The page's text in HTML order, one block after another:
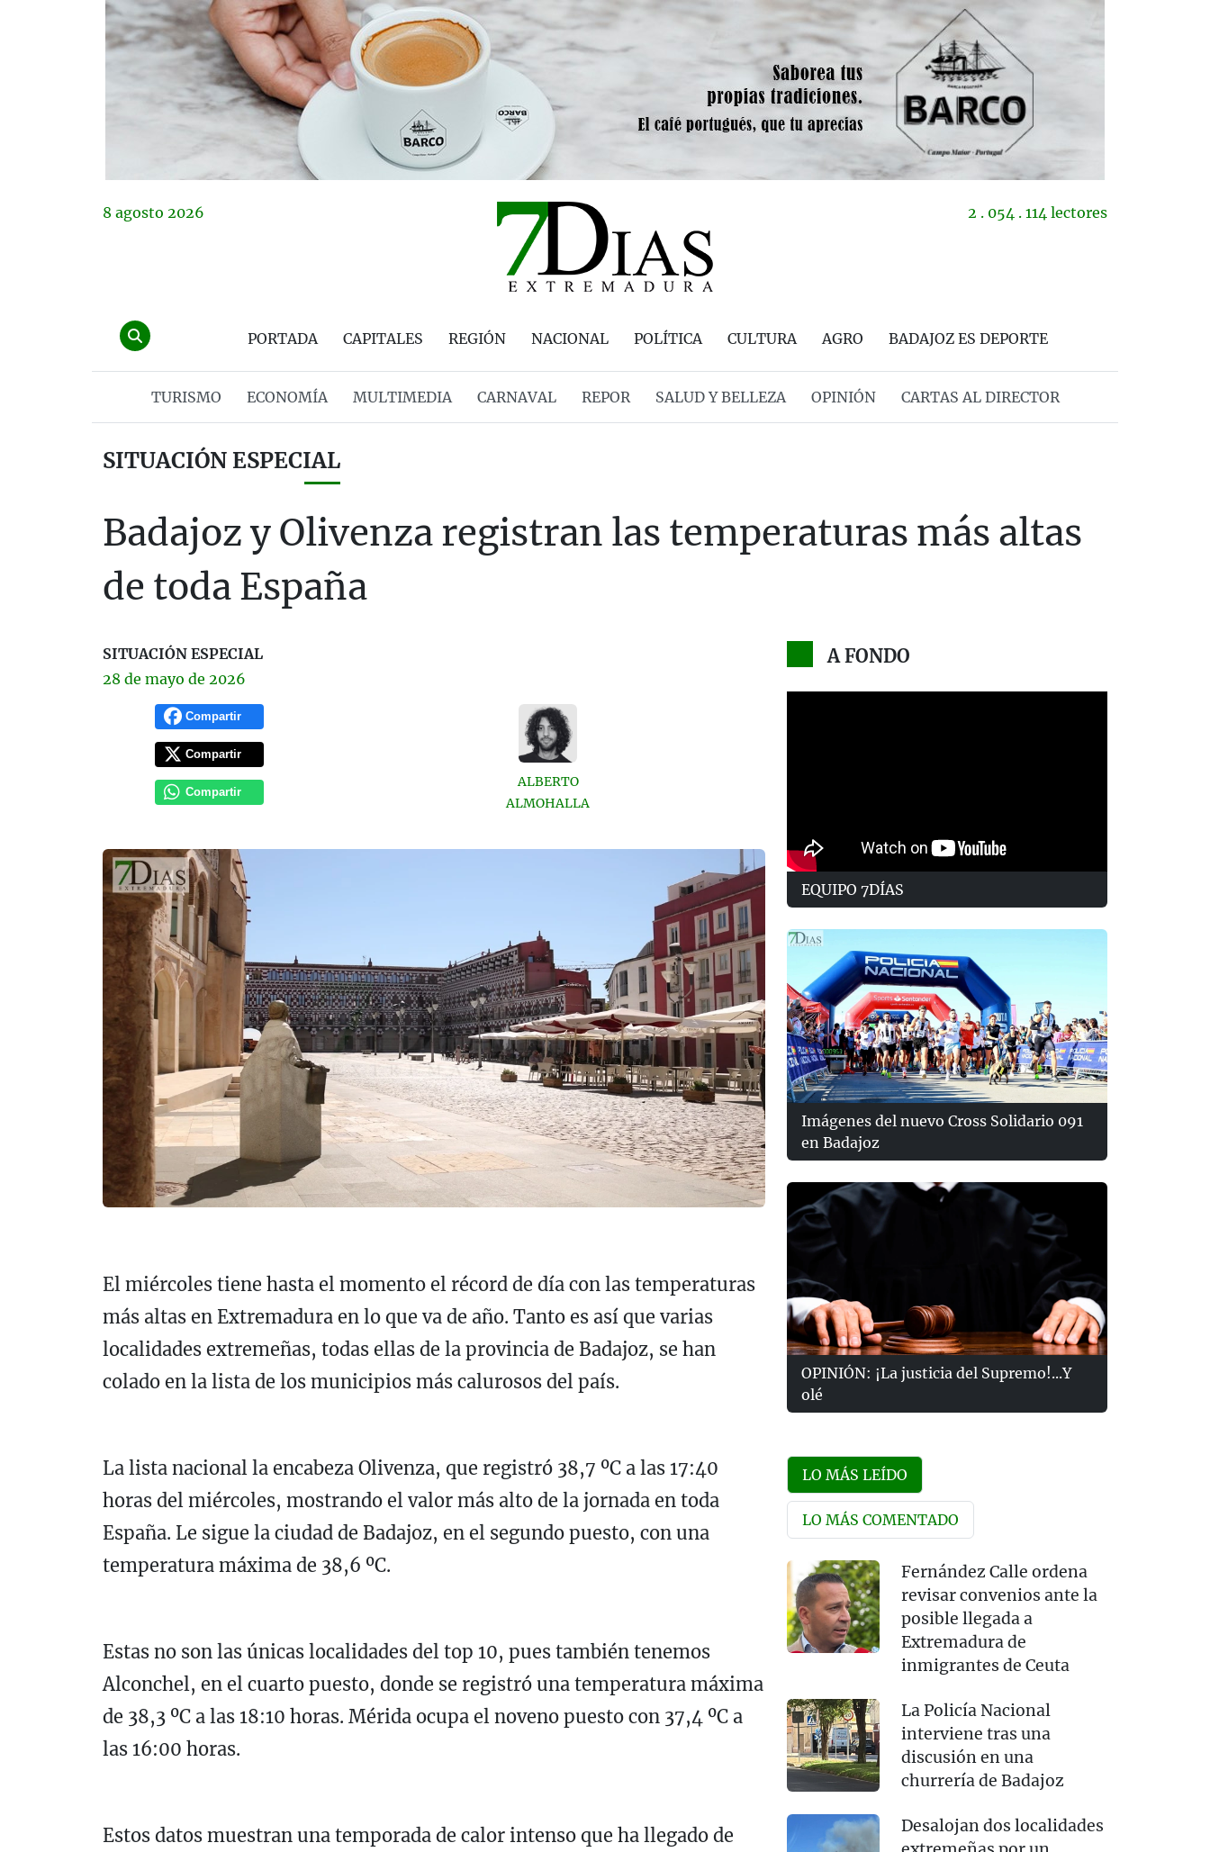
8 agosto 2026 2 . 054 . 114 lectores
PORTADA CAPITALES REGIÓN NACIONAL POLÍTICA CULTURA AGRO BADAJOZ ES DEPORTE
TURISMO ECONOMÍA MULTIMEDIA CARNAVAL REPOR SALUD Y BELLEZA OPINIÓN CARTAS AL DIRECTOR
SITUACIÓN ESPECIAL
Badajoz y Olivenza registran las temperaturas más altas
de toda España
SITUACIÓN ESPECIAL
28 de mayo de 2026
Compartir
Compartir
Compartir
ALBERTO
ALMOHALLA
El miércoles tiene hasta el momento el récord de día con las temperaturas
más altas en Extremadura en lo que va de año. Tanto es así que varias
localidades extremeñas, todas ellas de la provincia de Badajoz, se han
colado en la lista de los municipios más calurosos del país.
La lista nacional la encabeza Olivenza, que registró 38,7 ºC a las 17:40
horas del miércoles, mostrando el valor más alto de la jornada en toda
España. Le sigue la ciudad de Badajoz, en el segundo puesto, con una
temperatura máxima de 38,6 ºC.
Estas no son las únicas localidades del top 10, pues también tenemos
Alconchel, en el cuarto puesto, donde se registró una temperatura máxima
de 38,3 ºC a las 18:10 horas. Mérida ocupa el noveno puesto con 37,4 ºC a
las 16:00 horas.
Estos datos muestran una temporada de calor intenso que ha llegado de
A FONDO
EQUIPO 7DÍAS
Imágenes del nuevo Cross Solidario 091
en Badajoz
OPINIÓN: ¡La justicia del Supremo!...Y
olé
LO MÁS LEÍDO
LO MÁS COMENTADO
Fernández Calle ordena
revisar convenios ante la
posible llegada a
Extremadura de
inmigrantes de Ceuta
La Policía Nacional
interviene tras una
discusión en una
churrería de Badajoz
Desalojan dos localidades